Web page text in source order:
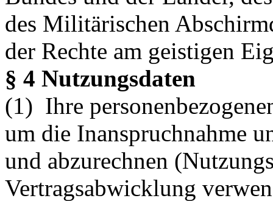
des Militärischen
der Rechte am geistigen
§ 4 Nutzungsdaten
(1) Ihre
um die Inanspruchnahme
und abzurechnen
Vertragsabwicklung